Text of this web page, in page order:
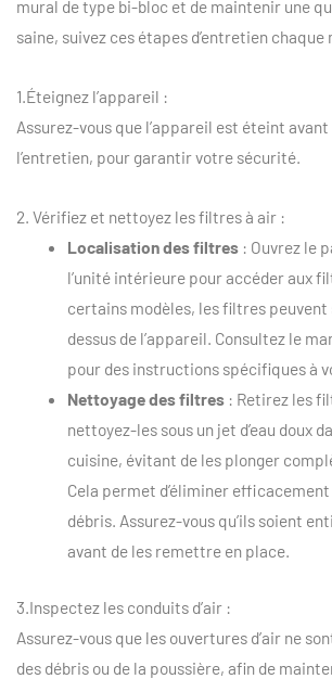
mural de type bi-bloc et de maintenir une
saine, suivez ces étapes d’entretien chaque
1.Éteignez l’appareil :
Assurez-vous que l’appareil est éteint
l’entretien, pour garantir votre sécurité.
2. Vérifiez et nettoyez les filtres à air :
Localisation des filtres: Ouvrez le
l’unité intérieure pour accéder aux
certains modèles, les filtres peuvent
dessus de l’appareil. Consultez le
pour des instructions spécifiques à
Nettoyage des filtres: Retirez les
nettoyez-les sous un jet d’eau doux
cuisine, évitant de les plonger
Cela permet d’éliminer
débris. Assurez-vous qu’ils soient
avant de les remettre en place.
3.Inspectez les conduits d’air :
Assurez-vous que les ouvertures d’air ne
des débris ou de la poussière, afin de